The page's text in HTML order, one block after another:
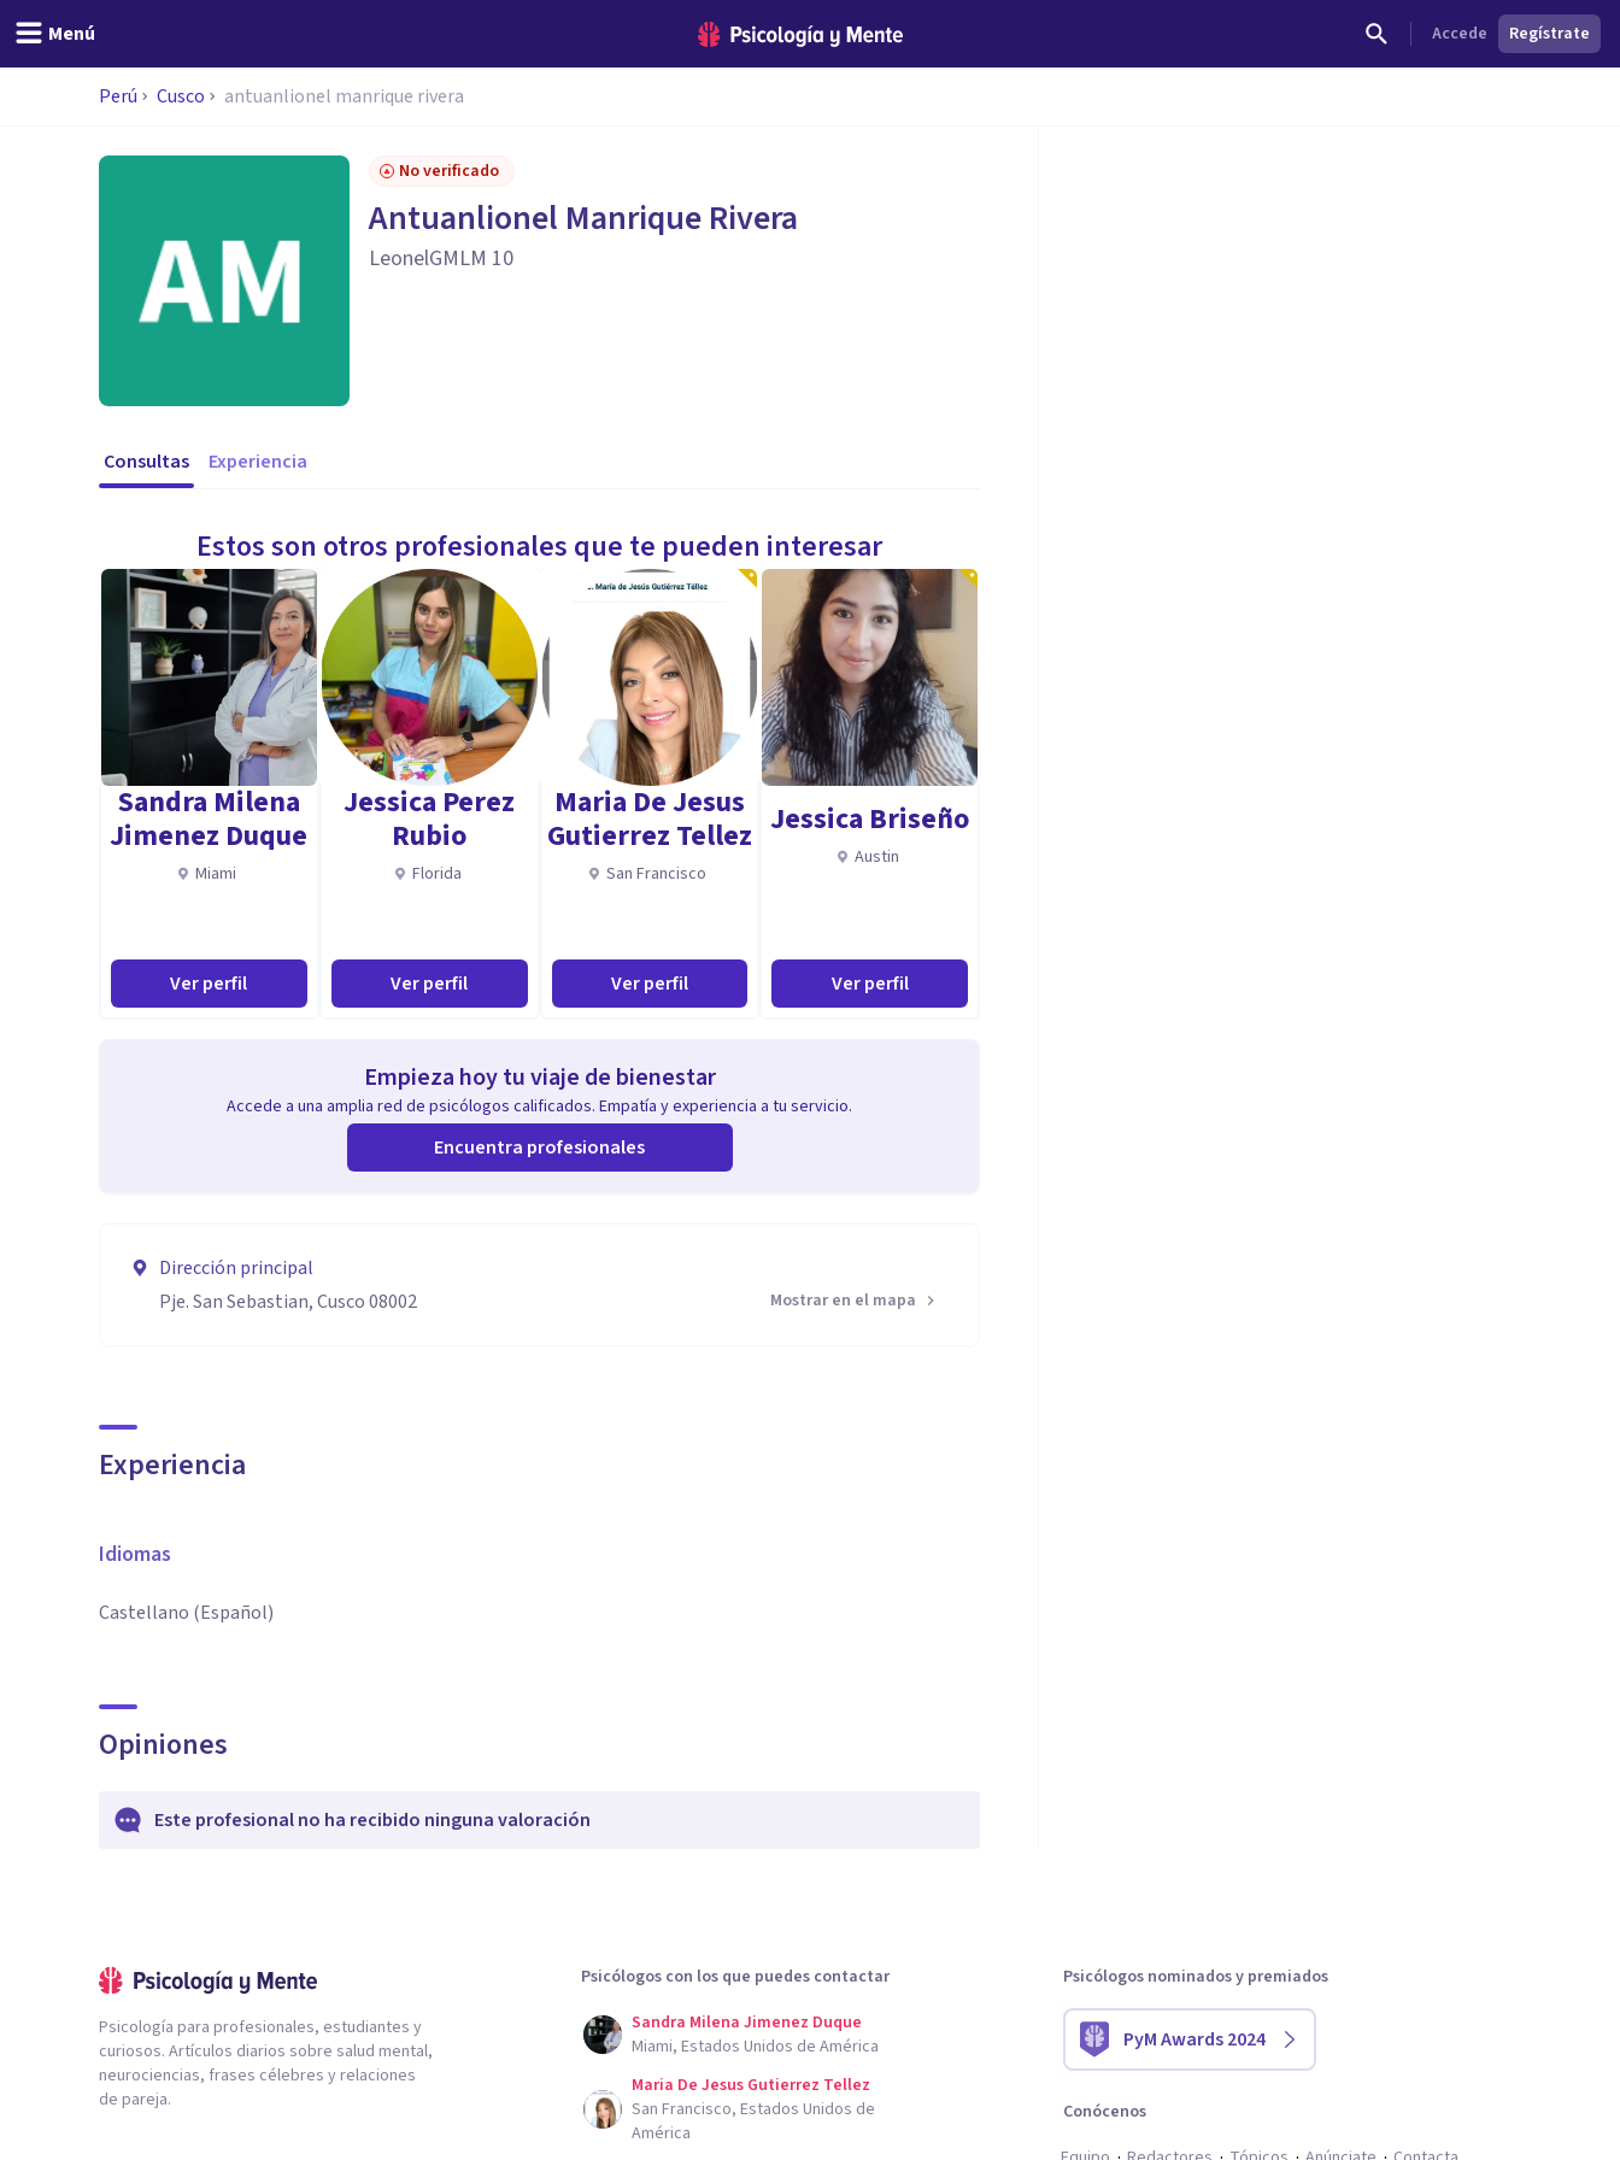
Menú Accede Regístrate
Perú Cusco antuanlionel manrique rivera
No verificado
Antuanlionel Manrique Rivera
LeonelGMLM 10
Consultas Experiencia
Estos son otros profesionales que te pueden interesar
Sandra Milena
Jimenez Duque
Miami
Ver perfil
Jessica Perez
Rubio
Florida
Ver perfil
Maria De Jesus
Gutierrez Tellez
San Francisco
Ver perfil
Jessica Briseño
Austin
Ver perfil
Empieza hoy tu viaje de bienestar
Accede a una amplia red de psicólogos calificados. Empatía y experiencia a tu servicio.
Encuentra profesionales
Dirección principal
Pje. San Sebastian, Cusco 08002
Mostrar en el mapa
Experiencia
Idiomas
Castellano (Español)
Opiniones
Este profesional no ha recibido ninguna valoración
Psicología para profesionales, estudiantes y
curiosos. Artículos diarios sobre salud mental,
neurociencias, frases célebres y relaciones
de pareja.
Psicólogos con los que puedes contactar
Sandra Milena Jimenez Duque
Miami, Estados Unidos de América
Maria De Jesus Gutierrez Tellez
San Francisco, Estados Unidos de
América
Psicólogos nominados y premiados
PyM Awards 2024
Conócenos